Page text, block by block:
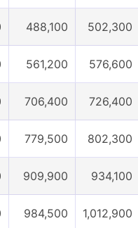
488,100 502,300
561,200 576,600
706,400 726,400
779,500 802,300
909,900 934,100
984,500 1,012,900